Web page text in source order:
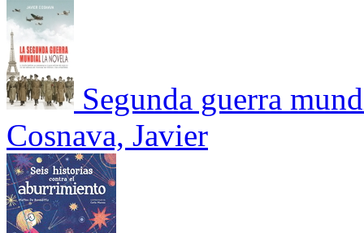
Segunda guerra
Cosnava, Javier